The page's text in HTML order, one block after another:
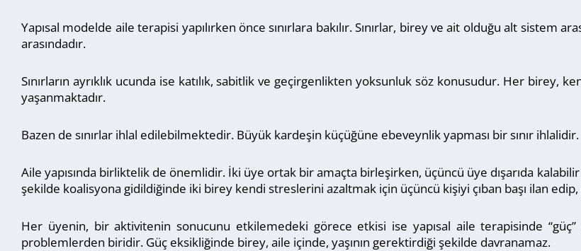
Yapısal modelde aile terapisi yapılırken önce sınırlara bakılır. Sınırlar, birey ve ait olduğu alt sistem
arasındadır.
Sınırların ayrıklık ucunda ise katılık, sabitlik ve geçirgenlikten yoksunluk söz konusudur. Her
yaşanmaktadır.
Bazen de sınırlar ihlal edilebilmektedir. Büyük kardeşin küçüğüne ebeveynlik yapması bir sınır ihlalidir.
Aile yapısında birliktelik de önemlidir. İki üye ortak bir amaçta birleşirken, üçüncü üye dışarıda
şekilde koalisyona gidildiğinde iki birey kendi streslerini azaltmak için üçüncü kişiyi çıban başı ilan
Her üyenin, bir aktivitenin sonucunu etkilemedeki görece etkisi ise yapısal aile terapisinde
problemlerden biridir. Güç eksikliğinde birey, aile içinde, yaşının gerektirdiği şekilde davranamaz.